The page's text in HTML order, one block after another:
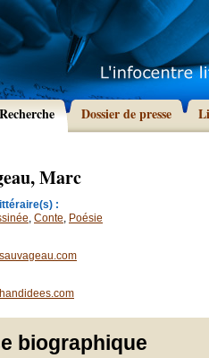
Recherche Dossier de presse
Marc
:
, Conte, Poésie
biographique